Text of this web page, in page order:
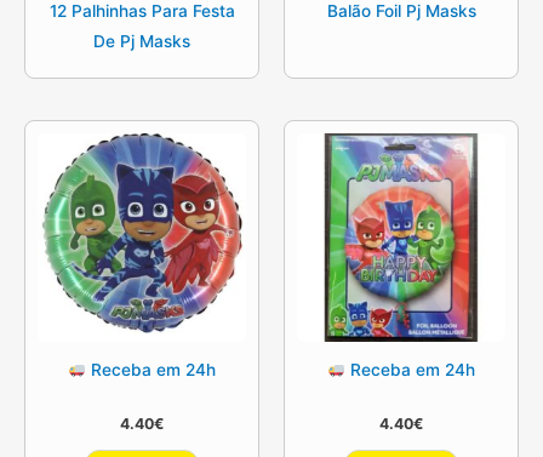
12 Palhinhas Para Festa
De Pj Masks
Balão Foil Pj Masks
Receba em 24h
4.40€
Receba em 24h
4.40€